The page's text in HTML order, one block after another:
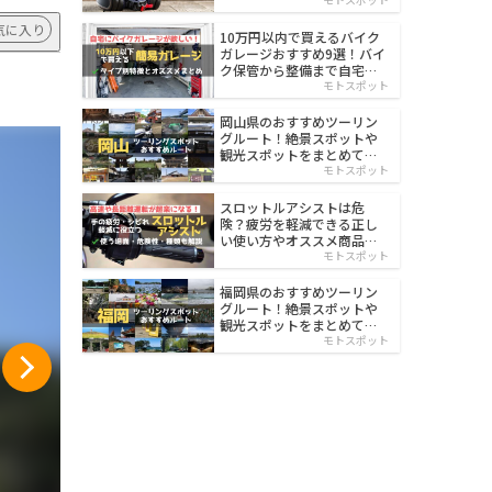
に入り
10万円以内で買えるバイク
ガレージおすすめ9選！バイ
ク保管から整備まで自宅で
モトスポット
岡山県のおすすめツーリン
グルート！絶景スポットや
観光スポットをまとめて紹
モトスポット
スロットルアシストは危
険？疲労を軽減できる正し
い使い方やオススメ商品を
モトスポット
福岡県のおすすめツーリン
グルート！絶景スポットや
観光スポットをまとめて紹
モトスポット